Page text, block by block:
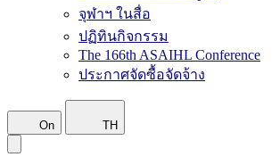
จุฬาฯ ในสื่อ
ปฏิทินกิจกรรม
The 166th ASAIHL Conference
ประกาศจัดซื้อจัดจ้าง
On TH